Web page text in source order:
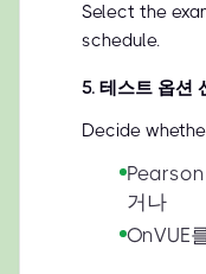
Select the
schedule.
5. 테스트 옵션
Decide
거나
OnVUE